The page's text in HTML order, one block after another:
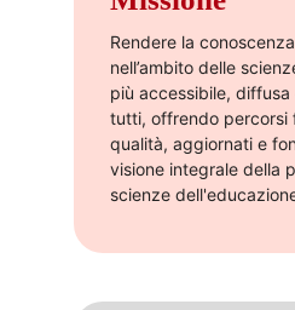
Rendere la
nell’ambito delle
più accessibile,
tutti, offrendo percorsi
qualità, aggiornati e
visione integrale della
scienze